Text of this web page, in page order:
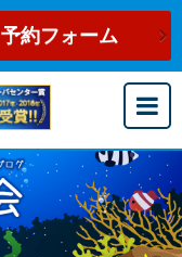
予約フォーム